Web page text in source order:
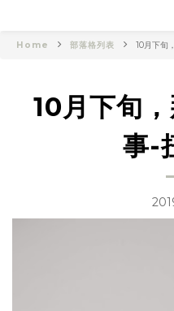
Home 部落格列表 10月下旬
10月下旬
事-